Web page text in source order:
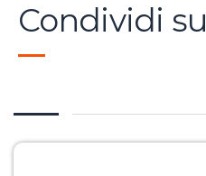
Condividi su